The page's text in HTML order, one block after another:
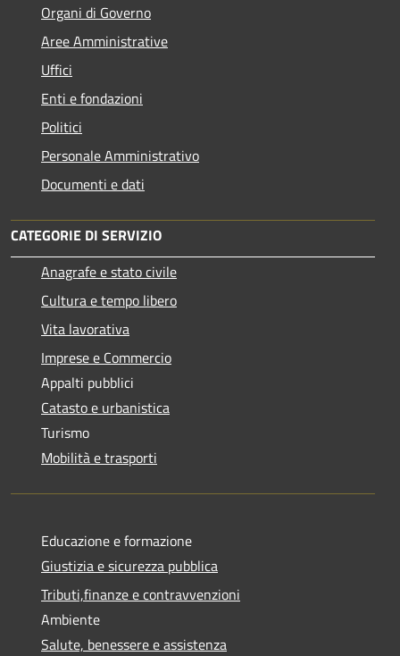
Organi di Governo
Aree Amministrative
Uffici
Enti e fondazioni
Politici
Personale Amministrativo
Documenti e dati
CATEGORIE DI SERVIZIO
Anagrafe e stato civile
Cultura e tempo libero
Vita lavorativa
Imprese e Commercio
Appalti pubblici
Catasto e urbanistica
Turismo
Mobilità e trasporti
Educazione e formazione
Giustizia e sicurezza pubblica
Tributi,finanze e contravvenzioni
Ambiente
Salute, benessere e assistenza